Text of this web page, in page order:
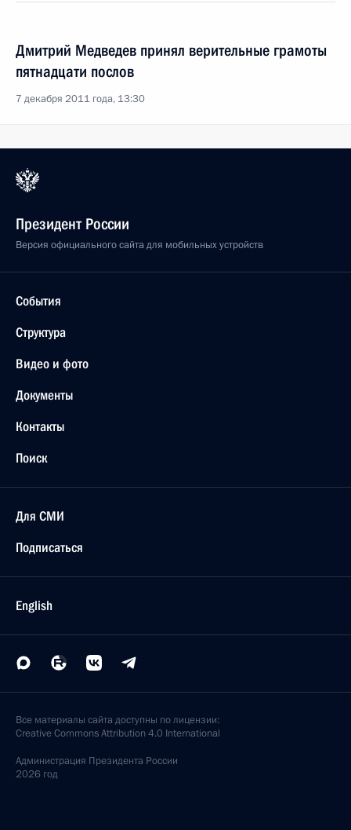
Дмитрий Медведев принял верительные грамоты
пятнадцати послов
7 декабря 2011 года, 13:30
Президент России
Версия официального сайта для мобильных устройств
События
Структура
Видео и фото
Документы
Контакты
Поиск
Для СМИ
Подписаться
English
Все материалы сайта доступны по лицензии:
Creative Commons Attribution 4.0 International
Администрация Президента России
2026 год